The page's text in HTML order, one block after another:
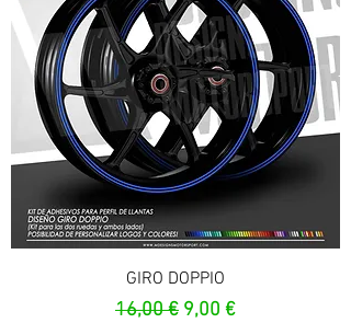
GIRO DOPPIO
Precio
16,00 € Precio de oferta
9,00 €